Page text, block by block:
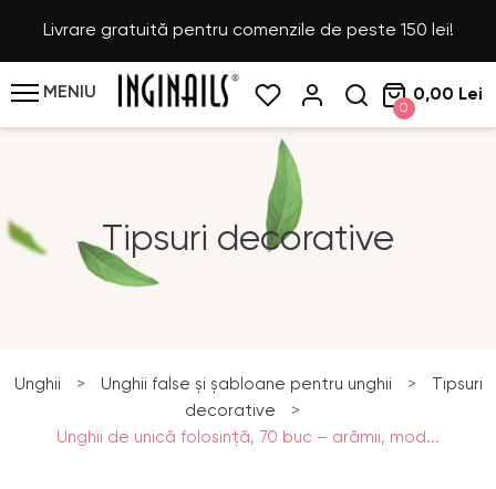
Livrare gratuită pentru comenzile de peste 150 lei!
MENIU
0
0,00 Lei
Tipsuri decorative
Unghii > Unghii false și șabloane pentru unghii >
Tipsuri
decorative
>
Unghii de unică folosință, 70 buc – arămii, mod...